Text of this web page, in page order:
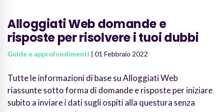
Alloggiati Web domande e
risposte per risolvere i tuoi dubbi
Guide e approfondimenti | 01 Febbraio 2022
Tutte le informazioni di base su Alloggiati Web
riassunte sotto forma di domande e risposte per iniziare
subito a inviare i dati sugli ospiti alla questura senza